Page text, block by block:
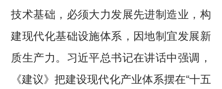
技术基础，必须大力发展先进制造业，构
建现代化基础设施体系，因地制宜发展新
质生产力。习近平总书记在讲话中强调，
《建议》把建设现代化产业体系摆在“十五